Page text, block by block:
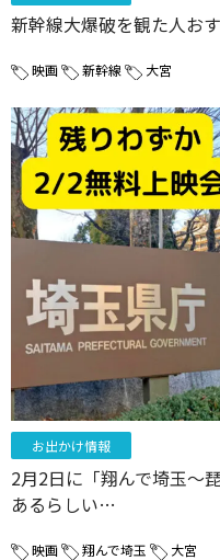
新幹線大爆破を観た人お
映画 新幹線 大宮
お出かけ情報
2月2日に「翔んで埼玉〜
あるらしい…
映画 翔んで埼玉 大宮